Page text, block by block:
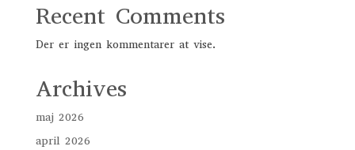
Recent Comments
Der er ingen kommentarer at vise.
Archives
maj 2026
april 2026